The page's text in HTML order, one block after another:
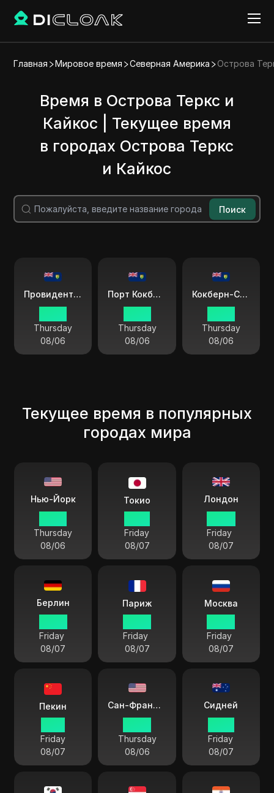
Главная Мировое время Северная Америка Острова
Время в Острова Теркс и
Кайкос | Текущее время
в городах Острова Теркс
и Кайкос
Поиск
Провидентон Сирс
Thursday
08/06
Порт Кокберн
Thursday
08/06
Кокберн-Сити
Thursday
08/06
Текущее время в популярных
городах мира
Нью-Йорк
Thursday
08/06
Токио
Friday
08/07
Лондон
Friday
08/07
Берлин
Friday
08/07
Париж
Friday
08/07
Москва
Friday
08/07
Пекин
Friday
08/07
Сан-Франциско
Thursday
08/06
Сидней
Friday
08/07